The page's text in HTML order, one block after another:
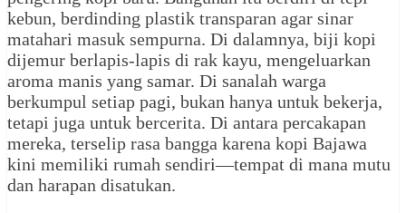
kebun, berdinding plastik transparan agar sinar
matahari masuk sempurna. Di dalamnya, biji kopi
dijemur berlapis-lapis di rak kayu, mengeluarkan
aroma manis yang samar. Di sanalah warga
berkumpul setiap pagi, bukan hanya untuk bekerja,
tetapi juga untuk bercerita. Di antara percakapan
mereka, terselip rasa bangga karena kopi Bajawa
kini memiliki rumah sendiri—tempat di mana mutu
dan harapan disatukan.